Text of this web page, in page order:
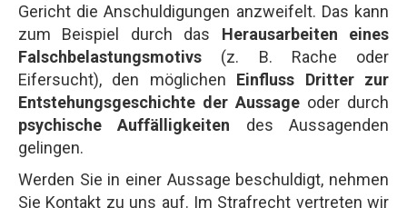
Gericht die Anschuldigungen anzweifelt. Das kann
zum Beispiel durch das Herausarbeiten eines
Falschbelastungsmotivs (z. B. Rache oder
Eifersucht), den möglichen Einfluss Dritter zur
Entstehungsgeschichte der Aussage oder durch
psychische Auffälligkeiten des Aussagenden
gelingen.
Werden Sie in einer Aussage beschuldigt, nehmen
Sie Kontakt zu uns auf. Im Strafrecht vertreten wir